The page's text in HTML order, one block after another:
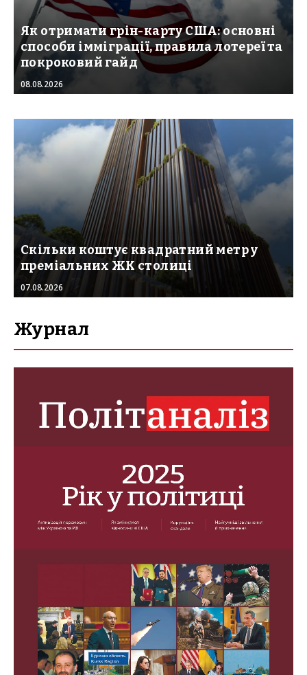
Як отримати грін-карту США: основні
способи імміграції, правила лотереї та
покроковий гайд
08.08.2026
Скільки коштує квадратний метр у
преміальних ЖК столиці
07.08.2026
Журнал